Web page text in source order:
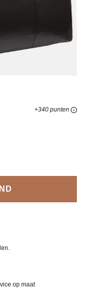
+340 punten
op maat